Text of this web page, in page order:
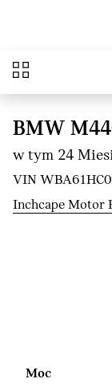
Przejdź do
Przegląd
BMW
w tym 24
VIN
Inchcape Motor
Moc